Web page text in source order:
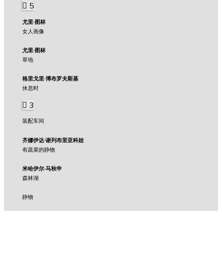
5
尤里·图林
女人画像
尤里·图林
草地
格里戈里·博布罗夫斯基
休息时
3
装配车间
齐娜伊达·谢列布里亚科娃
有蔬菜的静物
米哈伊尔·马秋申
森林湖
静物